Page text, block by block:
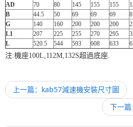
AD
70 80 145 155 155
B
44.5 50 69 69 69
G
140 160 200 200 200
L1
207 225 255 270 295
L
520.5 544 593 608 633
注:機座100L,112M,132S超過底座.
上一篇：kab57減速機安裝尺寸圖
下一